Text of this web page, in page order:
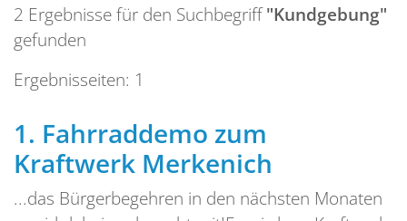
2 Ergebnisse für den Suchbegriff"Kundgebung"
gefunden
Ergebnisseiten: 1
1. Fahrraddemo zum
Kraftwerk Merkenich
...das Bürgerbegehren in den nächsten Monaten